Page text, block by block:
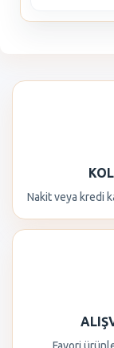
Nakit veya kredi